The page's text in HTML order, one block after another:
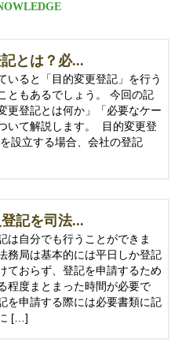
とは？必...
いると「目的変更登記」を行う
ともあるでしょう。 今回の記
更登記とは何か」「必要なケー
いて解説します。 目的変更登
設立する場合、会社の登記
記を司法...
は自分でも行うことができま
務局は基本的には平日しか登記
ておらず、登記を申請するため
程度まとまった時間が必要で
を申請する際には必要書類に記
[…]